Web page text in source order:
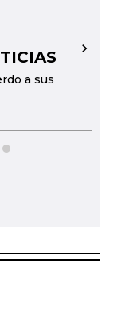
a sus
→